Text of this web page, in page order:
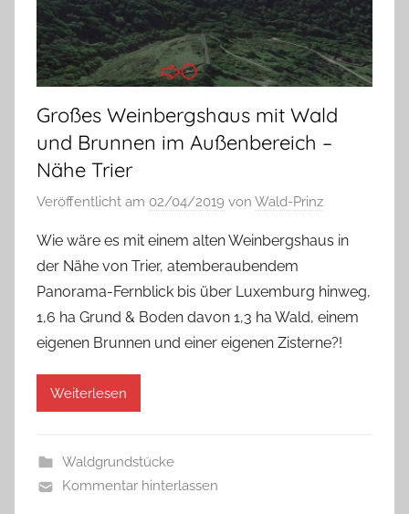
Großes Weinbergshaus mit Wald
und Brunnen im Außenbereich –
Nähe Trier
Veröffentlicht am 02/04/2019 von Wald-Prinz
Wie wäre es mit einem alten Weinbergshaus in
der Nähe von Trier, atemberaubendem
Panorama-Fernblick bis über Luxemburg hinweg,
1,6 ha Grund & Boden davon 1,3 ha Wald, einem
eigenen Brunnen und einer eigenen Zisterne?!
Weiterlesen
Waldgrundstücke
Kommentar hinterlassen